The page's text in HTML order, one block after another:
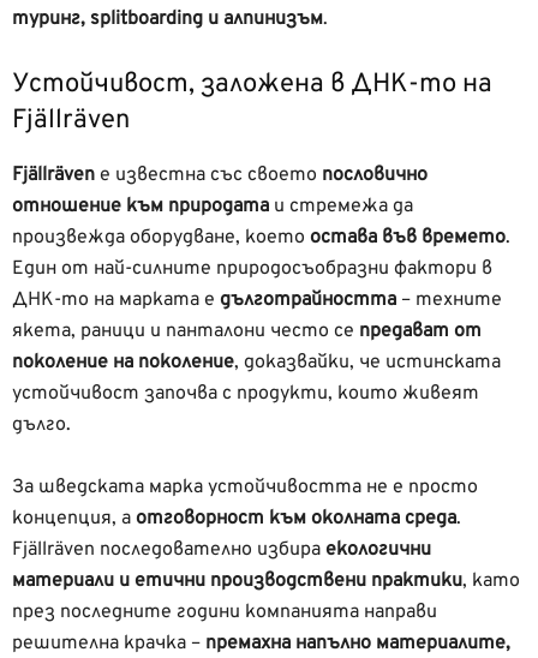
туринг, splitboarding и алпинизъм.
Устойчивост, заложена в ДНК-то на
Fjällräven
Fjällräven е известна със своето пословично
отношение към природата и стремежа да
произвежда оборудване, което остава във времето.
Един от най-силните природосъобразни фактори в
ДНК-то на марката е дълготрайността – техните
якета, раници и панталони често се предават от
поколение на поколение, доказвайки, че истинската
устойчивост започва с продукти, които живеят
дълго.
За шведската марка устойчивостта не е просто
концепция, а отговорност към околната среда.
Fjällräven последователно избира екологични
материали и етични производствени практики, като
през последните години компанията направи
решителна крачка – премахна напълно материалите,